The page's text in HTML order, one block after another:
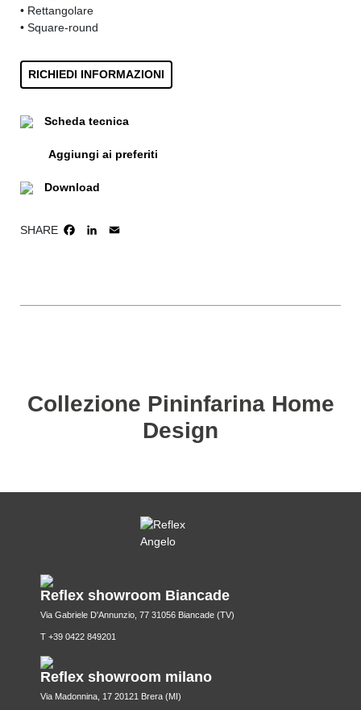
• Rettangolare
• Square-round
RICHIEDI INFORMAZIONI
Scheda tecnica
Aggiungi ai preferiti
Download
SHARE FACEBOOK
LINKEDIN
Collezione Pininfarina Home
Design
Reflex showroom Biancade
Via Gabriele D'Annunzio, 77 31056 Biancade (TV)
T +39 0422 849201
Reflex showroom milano
Via Madonnina, 17 20121 Brera (MI)